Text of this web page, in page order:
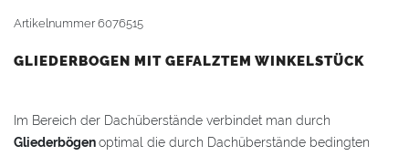
Artikelnummer6076515
GLIEDERBOGEN MIT GEFALZTEM WINKELSTÜCK
Im Bereich der Dachüberstände verbindet man durch
Gliederbögenoptimal die durch Dachüberstände bedingten